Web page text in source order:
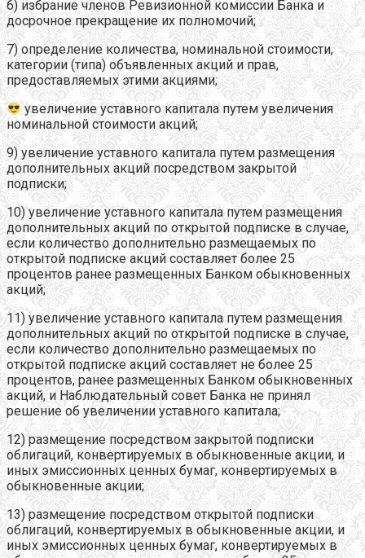
6) избрание членов Ревизионной комиссии Банка и
досрочное прекращение их полномочий;
7) определение количества, номинальной стоимости,
категории (типа) объявленных акций и прав,
предоставляемых этими акциями;
увеличение уставного капитала путем увеличения
номинальной стоимости акций;
9) увеличение уставного капитала путем размещения
дополнительных акций посредством закрытой
подписки;
10) увеличение уставного капитала путем размещения
дополнительных акций по открытой подписке в случае,
если количество дополнительно размещаемых по
открытой подписке акций составляет более 25
процентов ранее размещенных Банком обыкновенных
акций;
11) увеличение уставного капитала путем размещения
дополнительных акций по открытой подписке в случае,
если количество дополнительно размещаемых по
открытой подписке акций составляет не более 25
процентов, ранее размещенных Банком обыкновенных
акций, и Наблюдательный совет Банка не принял
решение об увеличении уставного капитала;
12) размещение посредством закрытой подписки
облигаций, конвертируемых в обыкновенные акции, и
иных эмиссионных ценных бумаг, конвертируемых в
обыкновенные акции;
13) размещение посредством открытой подписки
облигаций, конвертируемых в обыкновенные акции, и
иных эмиссионных ценных бумаг, конвертируемых в